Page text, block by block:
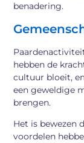
benadering.
hebben de
cultuur bloeit,
een geweldige
brengen.
Het is bewezen
voordelen